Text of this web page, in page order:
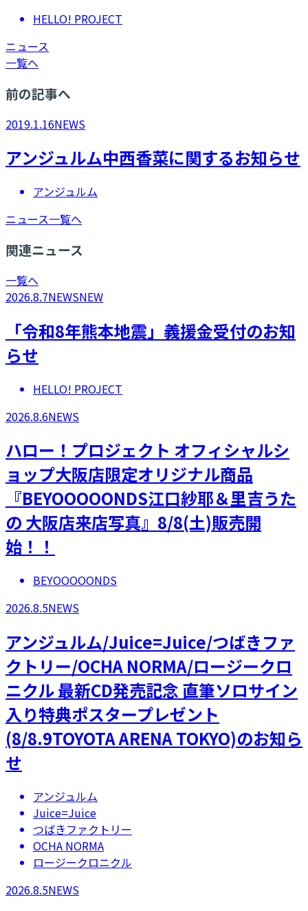
HELLO! PROJECT
ニュース
一覧へ
前の記事へ
2019.1.16NEWS
アンジュルム中西香菜に関するお知らせ
アンジュルム
ニュース一覧へ
関連ニュース
一覧へ
2026.8.7NEWSNEW
「令和8年熊本地震」義援金受付のお知
らせ
HELLO! PROJECT
2026.8.6NEWS
ハロー！プロジェクト オフィシャルシ
ョップ大阪店限定オリジナル商品
『BEYOOOOONDS江口紗耶＆里吉うた
の 大阪店来店写真』8/8(土)販売開
始！！
BEYOOOOONDS
2026.8.5NEWS
アンジュルム/Juice=Juice/つばきファ
クトリー/OCHA NORMA/ロージークロ
ニクル 最新CD発売記念 直筆ソロサイン
入り特典ポスタープレゼント
(8/8.9TOYOTA ARENA TOKYO)のお知ら
せ
アンジュルム
Juice=Juice
つばきファクトリー
OCHA NORMA
ロージークロニクル
2026.8.5NEWS